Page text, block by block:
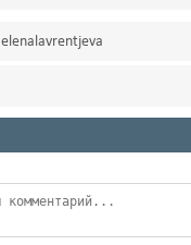
elenalavrentjeva